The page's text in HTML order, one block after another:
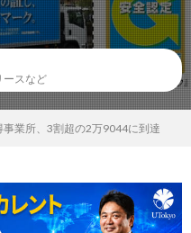
ースなど
事業所、3割超の2万9044に到達